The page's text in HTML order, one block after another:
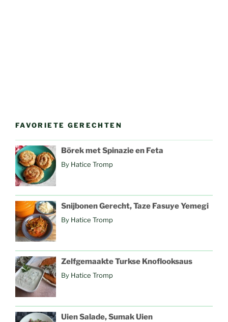
FAVORIETE GERECHTEN
Börek met Spinazie en Feta
By Hatice Tromp
Snijbonen Gerecht, Taze Fasuye Yemegi
By Hatice Tromp
Zelfgemaakte Turkse Knoflooksaus
By Hatice Tromp
Uien Salade, Sumak Uien